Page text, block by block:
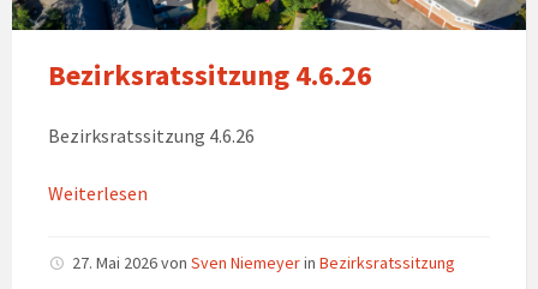
Bezirksratssitzung 4.6.26
Bezirksratssitzung 4.6.26
Weiterlesen
27. Mai 2026von Sven Niemeyerin Bezirksratssitzung